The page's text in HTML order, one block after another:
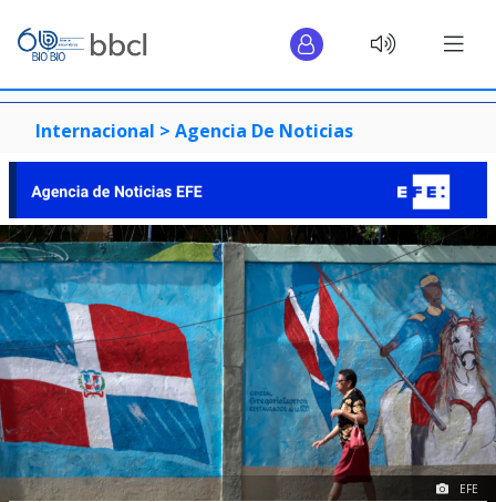
Internacional > Agencia De Noticias
EFE